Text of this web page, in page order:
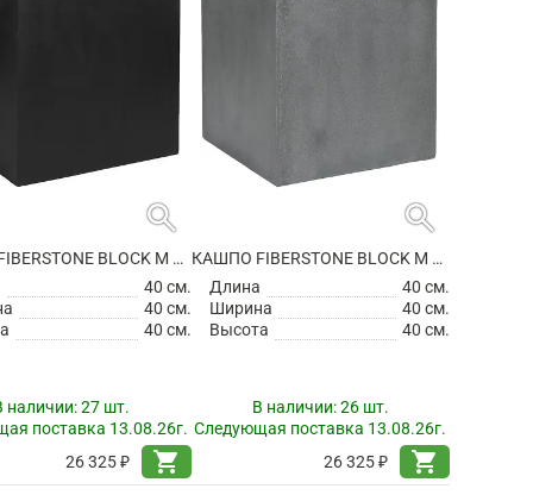
search
КАШПО FIBERSTONE BLOCK M BLACK
40 см.
40 см.
40 см.
наличии:27 шт.
поставка 13.08.26г.
26 325 ₽
shopping_cart
search
КАШПО FIBERSTONE BLOCK M GREY
Длина
40 см.
Ширина
40 см.
Высота
40 см.
В наличии:26 шт.
Следующая поставка 13.08.26г.
26 325 ₽
shopping_cart